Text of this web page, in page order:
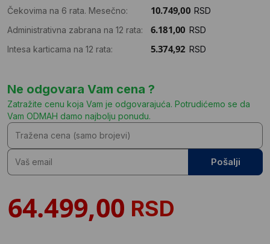
Čekovima na 6 rata. Mesečno:
RSD
Administrativna zabrana na 12 rata:
RSD
Intesa karticama na 12 rata:
RSD
Ne odgovara Vam cena ?
Zatražite cenu koja Vam je odgovarajuća. Potrudićemo se da
Vam ODMAH damo najbolju ponudu.
Pošalji
RSD